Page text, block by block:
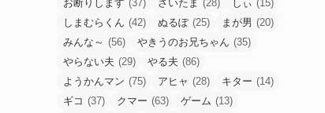
お断りします (37) さいたま (28) しぃ (15)
しまむらくん (42) ぬるぽ (25) まが男 (20)
みんな～ (56) やきうのお兄ちゃん (35)
やらない夫 (29) やる夫 (86)
ようかんマン (75) アヒャ (28) キター (14)
ギコ (37) クマー (63) ゲーム (13)